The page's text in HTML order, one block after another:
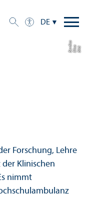
DE
Bil
d:
Eli
s
a
B
e
r
dic
a
Forschung, Lehre
Klinischen
nimmt